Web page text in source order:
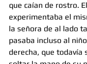
que caían de rostro.
experimentaba el
la señora de al lado
pasaba incluso al
derecha, que todavía